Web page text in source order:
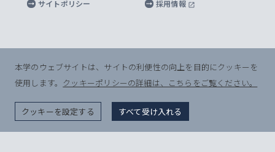
半導体研究所
生命倫理研究所
プライバシーポリシー
サイトポリシー 採用情報
© Sophia University. All Rights Reserved.
本学のウェブサイトは、サイトの利便性の向上を目的にクッキーを
使用します。 クッキーポリシーの詳細は、こちらをご覧ください。
クッキーを設定する すべて受け入れる